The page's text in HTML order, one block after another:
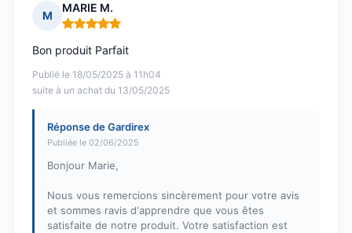
M
MARIE M.
Note : 5 sur 5
Publié le 18/05/2025 à 11h04
suite à un achat du 13/05/2025
Bon produit Parfait
Réponse de Gardirex
Publiée le 02/06/2025
Bonjour Marie,
Nous vous remercions sincèrement pour votre avis
et sommes ravis d'apprendre que vous êtes
satisfaite de notre produit. Votre satisfaction est